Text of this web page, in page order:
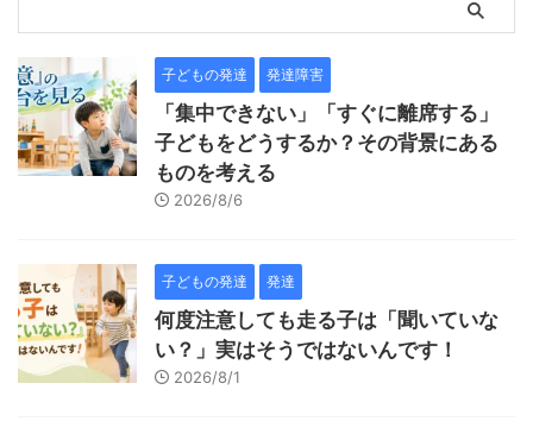
子どもの発達 発達障害
「集中できない」「すぐに離席する」
子どもをどうするか？その背景にある
ものを考える
2026/8/6
子どもの発達 発達
何度注意しても走る子は「聞いていな
い？」実はそうではないんです！
2026/8/1